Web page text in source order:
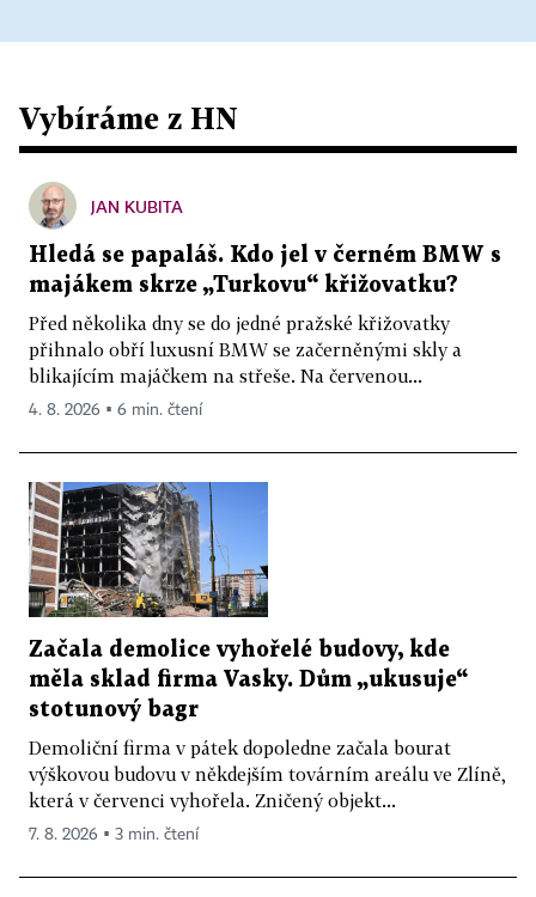
Vybíráme z HN
JAN KUBITA
Hledá se papaláš. Kdo jel v černém BMW s
majákem skrze „Turkovu“ křižovatku?
Před několika dny se do jedné pražské křižovatky
přihnalo obří luxusní BMW se začerněnými skly a
blikajícím majáčkem na střeše. Na červenou...
4. 8. 2026 ▪ 6 min. čtení
Začala demolice vyhořelé budovy, kde
měla sklad firma Vasky. Dům „ukusuje“
stotunový bagr
Demoliční firma v pátek dopoledne začala bourat
výškovou budovu v někdejším továrním areálu ve Zlíně,
která v červenci vyhořela. Zničený objekt...
7. 8. 2026 ▪ 3 min. čtení